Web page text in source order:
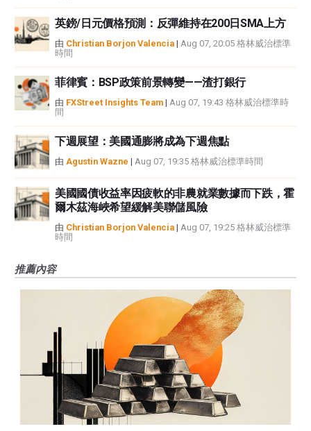
英鎊/日元價格預測：反彈維持在200日SMA上方
由 Christian Borjon Valencia | Aug 07, 20:05 格林威治標準
時間
菲律賓：BSP政策前景轉變——渣打銀行
由 FXStreet Insights Team | Aug 07, 19:43 格林威治標準時
間
下週展望：美國通膨將成為下週焦點
由 Agustin Wazne | Aug 07, 19:35 格林威治標準時間
美國國債收益率因疲軟的非農就業數據而下跌，霍
爾木茲海峽希望緩解美聯儲風險
由 Christian Borjon Valencia | Aug 07, 19:25 格林威治標準
時間
推薦內容